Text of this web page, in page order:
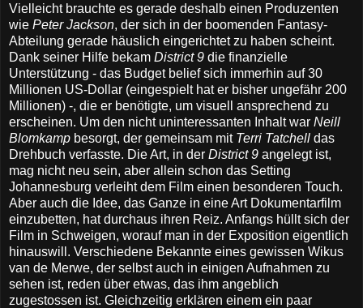
Vielleicht brauchte es gerade deshalb einen Produzenten
wie Peter Jackson, der sich in der boomenden Fantasy-
Abteilung gerade häuslich eingerichtet zu haben scheint.
Dank seiner Hilfe bekam District 9 die finanzielle
Unterstützung - das Budget belief sich immerhin auf 30
Millionen US-Dollar (eingespielt hat er bisher ungefähr 200
Millionen) -, die er benötigte, um visuell ansprechend zu
erscheinen. Um den nicht uninteressanten Inhalt war Neill
Blomkamp besorgt, der gemeinsam mit Terri Tatchell das
Drehbuch verfasste. Die Art, in der District 9 angelegt ist,
mag nicht neu sein, aber allein schon das Setting
Johannesburg verleiht dem Film einen besonderen Touch.
Aber auch die Idee, das Ganze in eine Art Dokumentarfilm
einzubetten, hat durchaus ihren Reiz. Anfangs hüllt sich der
Film in Schweigen, worauf man in der Exposition eigentlich
hinauswill. Verschiedene Bekannte eines gewissen Wikus
van de Merwe, der selbst auch in einigen Aufnahmen zu
sehen ist, reden über etwas, das ihm angeblich
zugestossen ist. Gleichzeitig erklären einem ein paar